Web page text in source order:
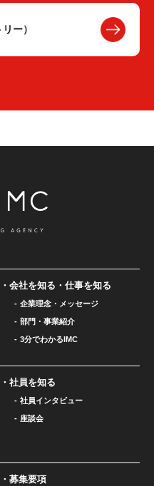
ー）
会社を知る・仕事を知る
企業理念・メッセージ
部門・事業紹介
3分でわかるIMC
社員を知る
社員インタビュー
座談会
募集要項